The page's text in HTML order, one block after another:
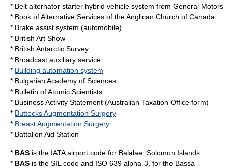
* Belt alternator starter hybrid vehicle system from General Motors
* Book of Alternative Services of theAnglican Church of Canada
* Brake assist system (automobile)
* British Art Show
* British Antarctic Survey
* Broadcast auxiliary service
* Building automation system
* Bulgarian Academy of Sciences
* Bulletin of Atomic Scientists
* Business Activity Statement (Australian Taxation Office form)
* Buttocks Augmentation Surgery
* Breast Augmentation Surgery
* Battalion Aid Station
* BAS is the IATA airport code for Balalae Solomon Islands
* BAS is the SIL code and ISO 639 alpha-3, for the Bassa